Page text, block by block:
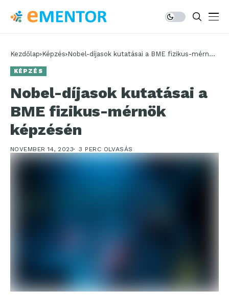
Kezdőlap Képzés Nobel-díjasok kutatásai a BME fizikus-mérnök
KÉPZÉS
Nobel-díjasok kutatásai a
BME fizikus-mérnök
képzésén
NOVEMBER 14, 2023 3 PERC OLVASÁS